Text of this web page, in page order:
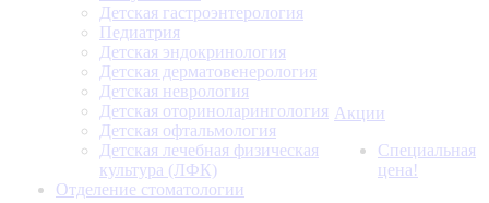
Детская гастроэнтерология
Педиатрия
Детская эндокринология
Детская дерматовенерология
Детская неврология
Детская оториноларингология
Детская офтальмология
Детская лечебная физическая
культура (ЛФК)
Отделение стоматологии
Акции
Специальная
цена!